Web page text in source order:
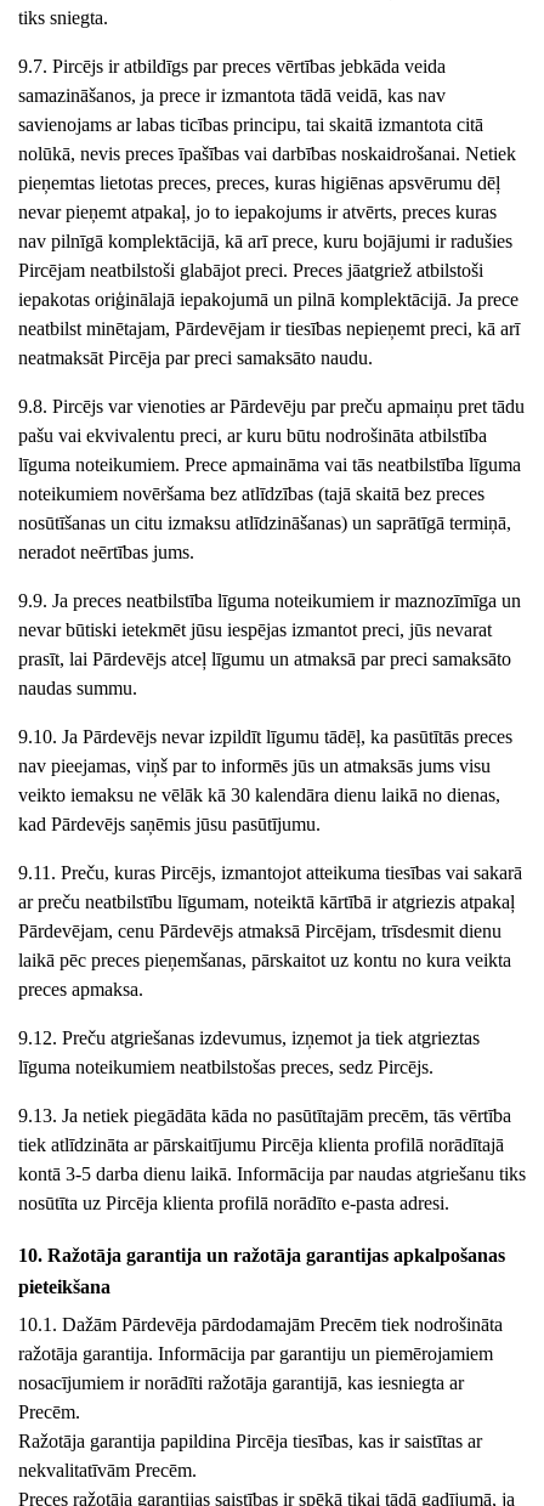
tiks sniegta.
9.7. Pircējs ir atbildīgs par preces vērtības jebkāda veida
samazināšanos, ja prece ir izmantota tādā veidā, kas nav
savienojams ar labas ticības principu, tai skaitā izmantota citā
nolūkā, nevis preces īpašības vai darbības noskaidrošanai. Netiek
pieņemtas lietotas preces, preces, kuras higiēnas apsvērumu dēļ
nevar pieņemt atpakaļ, jo to iepakojums ir atvērts, preces kuras
nav pilnīgā komplektācijā, kā arī prece, kuru bojājumi ir radušies
Pircējam neatbilstoši glabājot preci. Preces jāatgriež atbilstoši
iepakotas oriģinālajā iepakojumā un pilnā komplektācijā. Ja prece
neatbilst minētajam, Pārdevējam ir tiesības nepieņemt preci, kā arī
neatmaksāt Pircēja par preci samaksāto naudu.
9.8. Pircējs var vienoties ar Pārdevēju par preču apmaiņu pret tādu
pašu vai ekvivalentu preci, ar kuru būtu nodrošināta atbilstība
līguma noteikumiem. Prece apmaināma vai tās neatbilstība līguma
noteikumiem novēršama bez atlīdzības (tajā skaitā bez preces
nosūtīšanas un citu izmaksu atlīdzināšanas) un saprātīgā termiņā,
neradot neērtības jums.
9.9. Ja preces neatbilstība līguma noteikumiem ir maznozīmīga un
nevar būtiski ietekmēt jūsu iespējas izmantot preci, jūs nevarat
prasīt, lai Pārdevējs atceļ līgumu un atmaksā par preci samaksāto
naudas summu.
9.10. Ja Pārdevējs nevar izpildīt līgumu tādēļ, ka pasūtītās preces
nav pieejamas, viņš par to informēs jūs un atmaksās jums visu
veikto iemaksu ne vēlāk kā 30 kalendāra dienu laikā no dienas,
kad Pārdevējs saņēmis jūsu pasūtījumu.
9.11. Preču, kuras Pircējs, izmantojot atteikuma tiesības vai sakarā
ar preču neatbilstību līgumam, noteiktā kārtībā ir atgriezis atpakaļ
Pārdevējam, cenu Pārdevējs atmaksā Pircējam, trīsdesmit dienu
laikā pēc preces pieņemšanas, pārskaitot uz kontu no kura veikta
preces apmaksa.
9.12. Preču atgriešanas izdevumus, izņemot ja tiek atgrieztas
līguma noteikumiem neatbilstošas preces, sedz Pircējs.
9.13. Ja netiek piegādāta kāda no pasūtītajām precēm, tās vērtība
tiek atlīdzināta ar pārskaitījumu Pircēja klienta profilā norādītajā
kontā 3-5 darba dienu laikā. Informācija par naudas atgriešanu tiks
nosūtīta uz Pircēja klienta profilā norādīto e-pasta adresi.
10. Ražotāja garantija un ražotāja garantijas apkalpošanas
pieteikšana
10.1. Dažām Pārdevēja pārdodamajām Precēm tiek nodrošināta
ražotāja garantija. Informācija par garantiju un piemērojamiem
nosacījumiem ir norādīti ražotāja garantijā, kas iesniegta ar
Precēm.
Ražotāja garantija papildina Pircēja tiesības, kas ir saistītas ar
nekvalitatīvām Precēm.
Preces ražotāja garantijas saistības ir spēkā tikai tādā gadījumā, ja